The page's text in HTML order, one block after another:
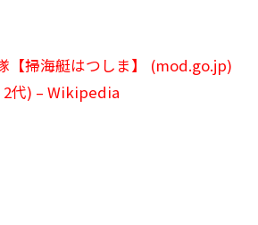
【掃海艇はつしま】 (mod.go.jp)
2代) – Wikipedia